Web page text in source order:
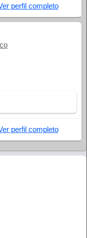
perfil completo
perfil completo